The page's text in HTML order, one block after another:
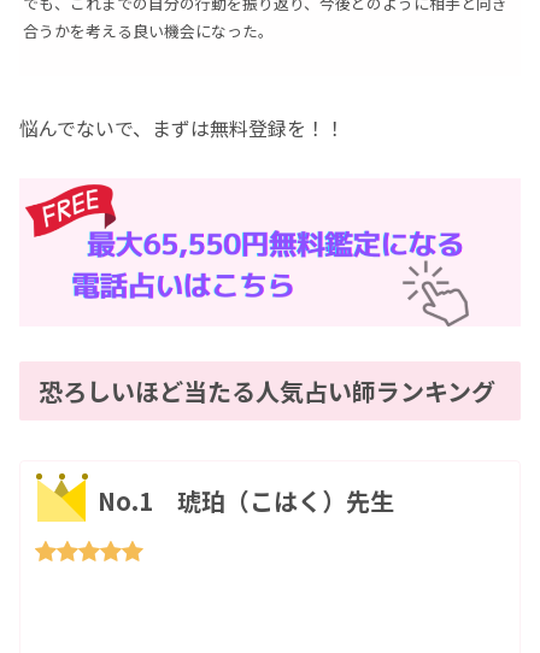
合うかを考える良い機会になった。
悩んでないで、まずは無料登録を！！
恐ろしいほど当たる人気占い師ランキング
No.1 琥珀（こはく）先生